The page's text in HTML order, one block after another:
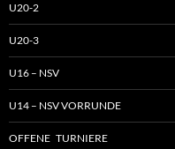
U20-2
U20-3
U16 – NSV
U14 – NSV VORRUNDE
OFFENE TURNIERE